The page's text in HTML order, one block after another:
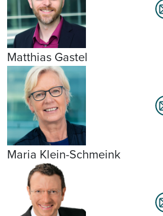
Matthias Gastel
Maria Klein-Schmeink